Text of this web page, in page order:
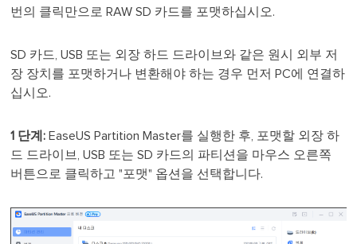
번의 클릭만으로 RAW SD 카드를 포맷하십시오.
SD 카드, USB 또는 외장 하드 드라이브와 같은 원시 외부 저
장 장치를 포맷하거나 변환해야 하는 경우 먼저 PC에 연결하
십시오.
1 단계: EaseUS Partition Master를 실행한 후, 포맷할 외장 하
드 드라이브, USB 또는 SD 카드의 파티션을 마우스 오른쪽
버튼으로 클릭하고 "포맷" 옵션을 선택합니다.